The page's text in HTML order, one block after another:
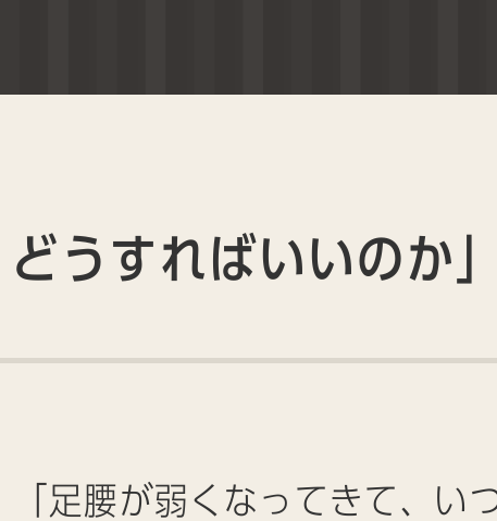
うすればいいのか」
足腰が弱くなってきて、い